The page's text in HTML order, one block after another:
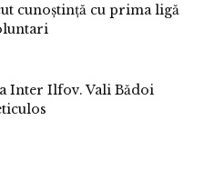
cunoștință cu prima ligă
Inter Ilfov. Vali Bădoi